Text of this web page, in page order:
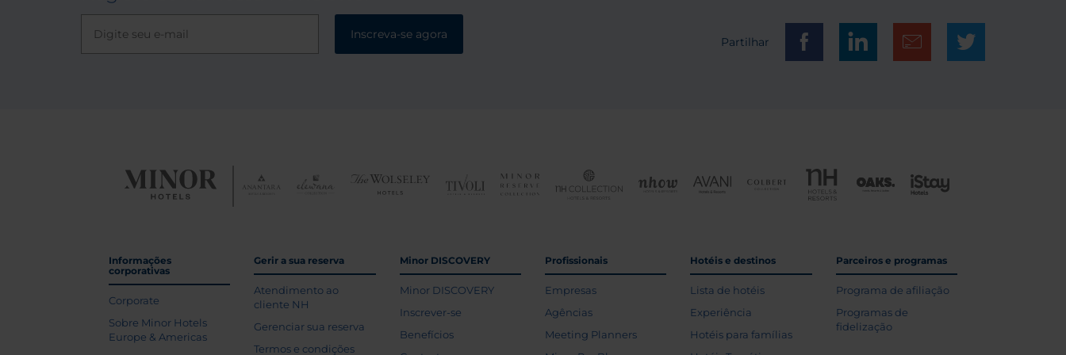
Inscreva-se agora
Partilhar
Informações
corporativas
Corporate
Sobre Minor Hotels
Europe & Americas
Gerir a sua reserva
Atendimento ao
cliente NH
Gerenciar sua reserva
Termos e condições
Minor DISCOVERY
Minor DISCOVERY
Inscrever-se
Benefícios
Profissionais
Empresas
Agências
Meeting Planners
Hotéis e destinos
Lista de hotéis
Experiência
Hotéis para famílias
Parceiros e programas
Programa de afiliação
Programas de
fidelização